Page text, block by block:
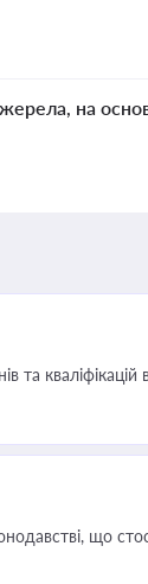
на
та кваліфікацій
що